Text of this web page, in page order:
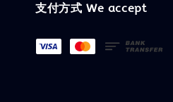
支付方式 We accept